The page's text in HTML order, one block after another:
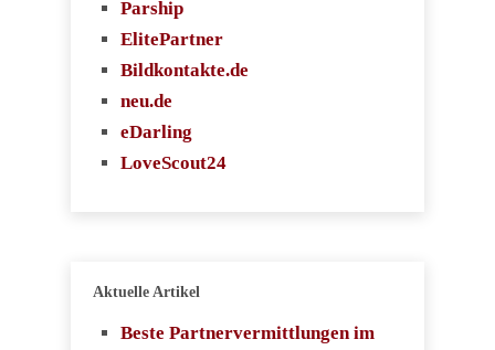
Parship
ElitePartner
Bildkontakte.de
neu.de
eDarling
LoveScout24
Aktuelle Artikel
Beste Partnervermittlungen im